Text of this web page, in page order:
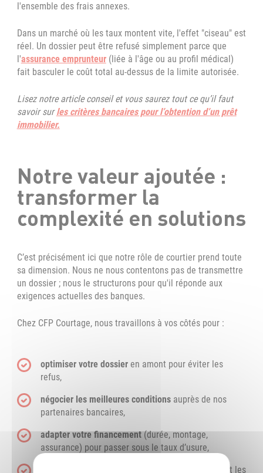
l'ensemble des frais annexes.
Dans un marché où les taux montent vite, l'effet "ciseau" est
réel. Un dossier peut être refusé simplement parce que
l'assurance emprunteur(liée à l'âge ou au profil médical)
fait basculer le coût total au-dessus de la limite autorisée.
Lisez notre article conseil et vous saurez tout ce qu’il faut
savoir surles critères bancaires pour l’obtention d’un prêt
immobilier.
Notre valeur ajoutée :
transformer la
complexité en solutions
C’est précisément ici que notre rôle de courtier prend toute
sa dimension. Nous ne nous contentons pas de transmettre
un dossier ; nous le structurons pour qu'il réponde aux
exigences actuelles des banques.
Chez CFP Courtage, nous travaillons à vos côtés pour :
optimiser votre dossieren amont pour éviter les
refus,
négocier les meilleures conditionsauprès de nos
partenaires bancaires,
adapter votre financement(durée, montage,
assurance) pour passer sous le taux d’usure,
en ciblant directement les